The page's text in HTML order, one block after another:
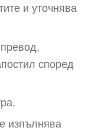
и уточнява
превод,
според
изпълнява